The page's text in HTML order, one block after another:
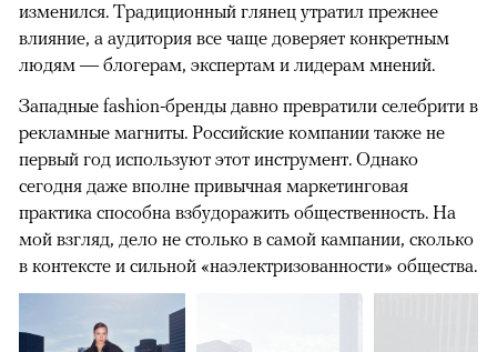
изменился. Традиционный глянец утратил прежнее
влияние, а аудитория все чаще доверяет конкретным
людям — блогерам, экспертам и лидерам мнений.
Западные fashion-бренды давно превратили селебрити в
рекламные магниты. Российские компании также не
первый год используют этот инструмент. Однако
сегодня даже вполне привычная маркетинговая
практика способна взбудоражить общественность. На
мой взгляд, дело не столько в самой кампании, сколько
в контексте и сильной «наэлектризованности» общества.